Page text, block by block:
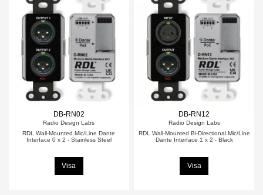
DB-RN02
Radio Design Labs
RDL Wall-Mounted Mic/Line Dante
Interface 0 x 2 - Stainless Steel
Visa
DB-RN12
Radio Design Labs
RDL Wall-Mounted Bi-Directional Mic/Line
Dante Interface 1 x 2 - Black
Visa